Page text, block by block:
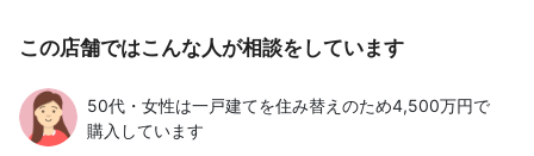
この店舗ではこんな人が相談をしています
50代・女性は一戸建てを住み替えのため4,500万円で
購入しています